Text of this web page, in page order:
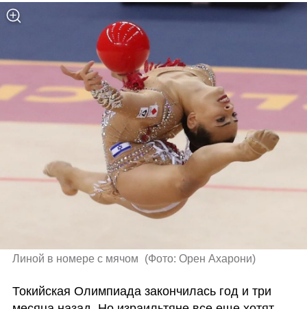
Линой в номере с мячом (Фото: Орен Ахарони)
Токийская Олимпиада закончилась год и три